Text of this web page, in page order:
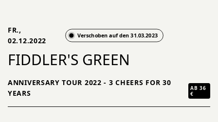
FR.,
02.12.2022
Verschoben auf den 31.03.2023
FIDDLER'S GREEN
ANNIVERSARY TOUR 2022 - 3 CHEERS FOR 30
YEARS
AB 36
€